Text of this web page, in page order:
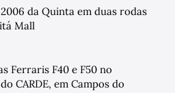
2006 da Quinta em duas rodas
Mall
Ferraris F40 e F50 no
CARDE, em Campos do